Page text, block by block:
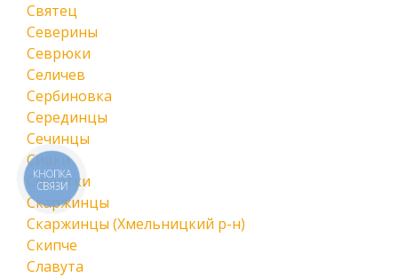
Святец
Северины
Севрюки
Селичев
Сербиновка
Серединцы
Сечинцы
Сивки
Синютки
Скаржинцы
Скаржинцы (Хмельницкий р-н)
Скипче
Славута
КНОПКА
СВЯЗИ